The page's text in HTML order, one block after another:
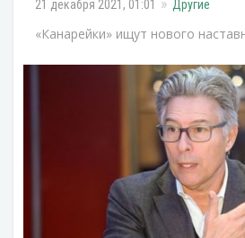
21 декабря 2021, 01:01 Другие
«Канарейки» ищут нового